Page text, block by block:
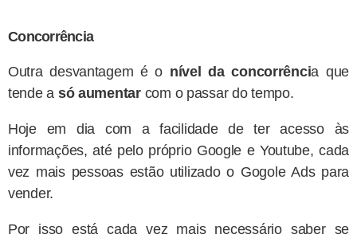
Concorrência
Outra desvantagem é o nível da concorrência que
tende a só aumentar com o passar do tempo.
Hoje em dia com a facilidade de ter acesso às
informações, até pelo próprio Google e Youtube, cada
vez mais pessoas estão utilizado o Gogole Ads para
vender.
Por isso está cada vez mais necessário saber se